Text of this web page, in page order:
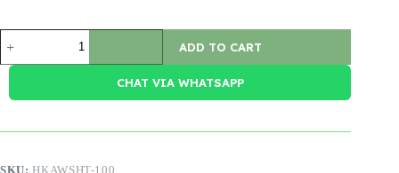
Wall
Type
Exhaust
quantity
ADD TO CART
CHAT VIA WHATSAPP
SKU:HKAWSHT-100